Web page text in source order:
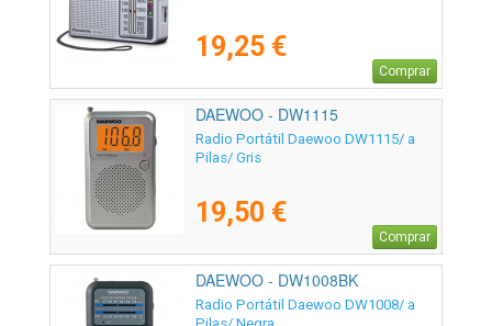
19,25 €
Comprar
DAEWOO - DW1115
Radio Portátil Daewoo DW1115/ a
Pilas/ Gris
19,50 €
Comprar
DAEWOO - DW1008BK
Radio Portátil Daewoo DW1008/ a